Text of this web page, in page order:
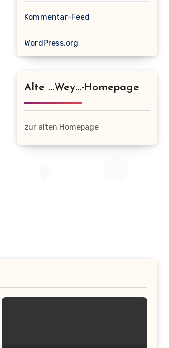
Kommentar-Feed
WordPress.org
Alte …wey…-Homepage
zur alten Homepage